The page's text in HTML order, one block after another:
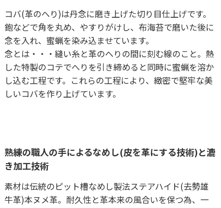
コバ(革のへり)は丹念に磨き上げた切り目仕上げです。
鉋などで角を丸め、やすりがけし、布海苔で磨いた後に
念を入れ、蜜蝋を染み込ませています。
念とは・・・縫い糸と革のへりの間に刻む線のこと。熱
した特製のコテでへりを引き締めると同時に蜜蝋を溶か
し込む工程です。これらの工程により、緻密で堅牢な美
しいコバを作り上げています。
熟練の職人の手によるなめし(皮を革にする技術)と漉
き加工技術
素材は伝統のピット槽なめし製法ステアハイド(去勢雄
牛革)本ヌメ革。耐久性と革本来の風合いを保つ為、一